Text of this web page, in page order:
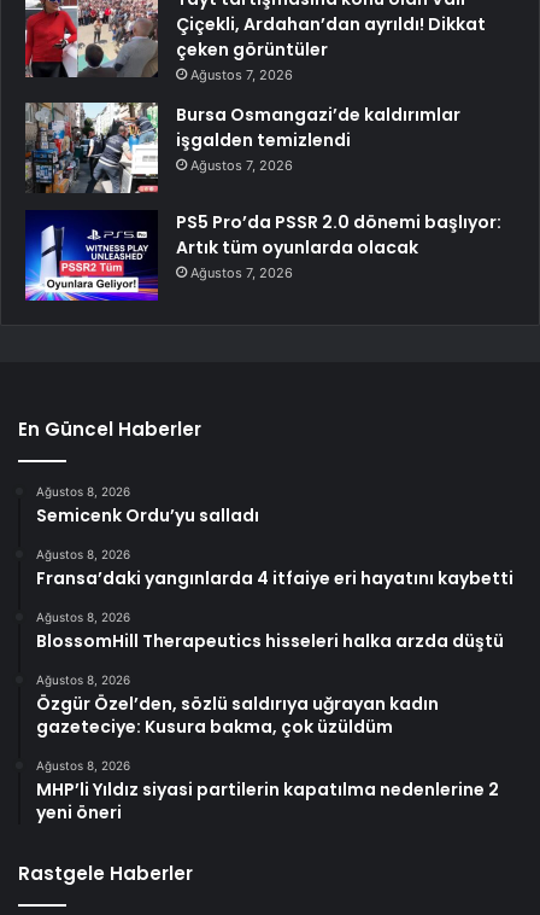
Çiçekli, Ardahan’dan ayrıldı! Dikkat
çeken görüntüler
Ağustos 7, 2026
Bursa Osmangazi’de kaldırımlar
işgalden temizlendi
Ağustos 7, 2026
PS5 Pro’da PSSR 2.0 dönemi başlıyor:
Artık tüm oyunlarda olacak
Ağustos 7, 2026
En Güncel Haberler
Ağustos 8, 2026
Semicenk Ordu’yu salladı
Ağustos 8, 2026
Fransa’daki yangınlarda 4 itfaiye eri hayatını kaybetti
Ağustos 8, 2026
BlossomHill Therapeutics hisseleri halka arzda düştü
Ağustos 8, 2026
Özgür Özel’den, sözlü saldırıya uğrayan kadın
gazeteciye: Kusura bakma, çok üzüldüm
Ağustos 8, 2026
MHP’li Yıldız siyasi partilerin kapatılma nedenlerine 2
yeni öneri
Rastgele Haberler